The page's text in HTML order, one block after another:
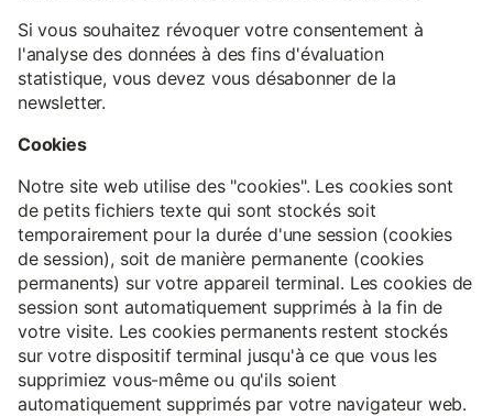
Si vous souhaitez révoquer votre consentement à
l'analyse des données à des fins d'évaluation
statistique, vous devez vous désabonner de la
newsletter.
Cookies
Notre site web utilise des "cookies". Les cookies sont
de petits fichiers texte qui sont stockés soit
temporairement pour la durée d'une session (cookies
de session), soit de manière permanente (cookies
permanents) sur votre appareil terminal. Les cookies de
session sont automatiquement supprimés à la fin de
votre visite. Les cookies permanents restent stockés
sur votre dispositif terminal jusqu'à ce que vous les
supprimiez vous-même ou qu'ils soient
automatiquement supprimés par votre navigateur web.